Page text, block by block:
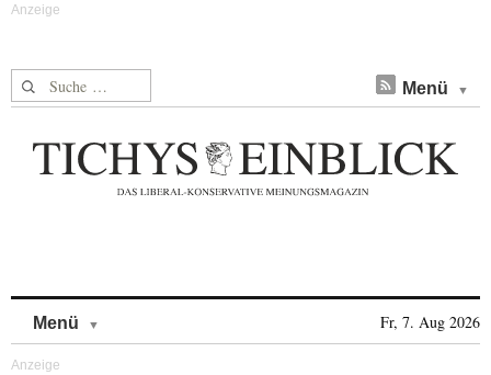
Suche nach: Menü
Menü Fr, 7. Aug 2026